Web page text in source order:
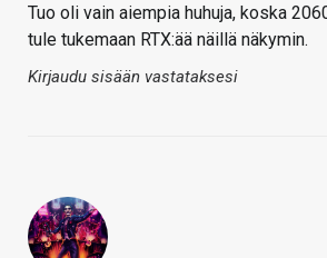
Tuo oli vain aiempia huhuja, koska
tule tukemaan RTX:ää näillä näkymin.
Kirjaudu sisään vastataksesi